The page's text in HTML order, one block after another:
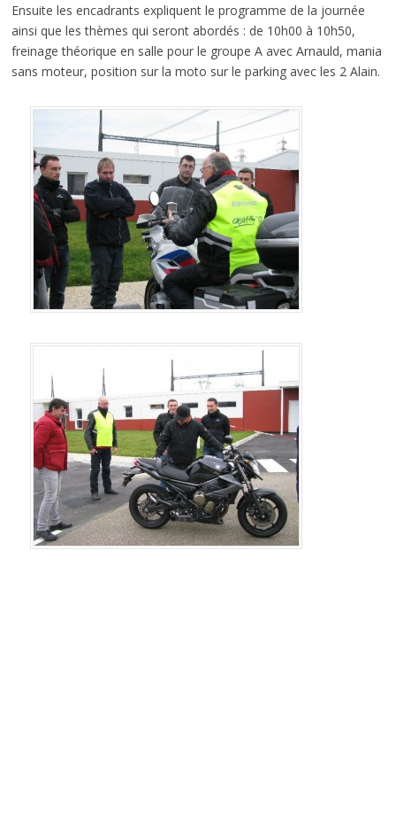
Ensuite les encadrants expliquent le programme de la journée
ainsi que les thèmes qui seront abordés : de 10h00 à 10h50,
freinage théorique en salle pour le groupe A avec Arnauld, mania
sans moteur, position sur la moto sur le parking avec les 2 Alain.